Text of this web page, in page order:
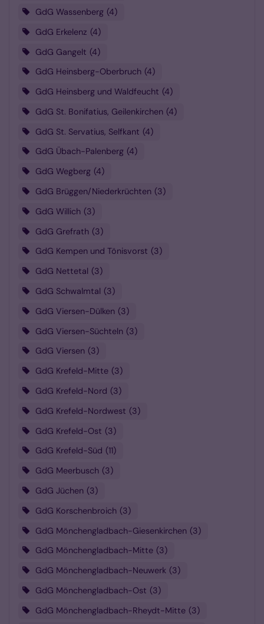
GdG Wassenberg 4
GdG Erkelenz 4
GdG Gangelt 4
GdG Heinsberg-Oberbruch 4
GdG Heinsberg und Waldfeucht 4
GdG St. Bonifatius, Geilenkirchen 4
GdG St. Servatius, Selfkant 4
GdG Übach-Palenberg 4
GdG Wegberg 4
GdG Brüggen/Niederkrüchten 3
GdG Willich 3
GdG Grefrath 3
GdG Kempen und Tönisvorst
3
GdG Nettetal 3
GdG Schwalmtal 3
GdG Viersen-Dülken 3
GdG Viersen-Süchteln 3
GdG Viersen
3
GdG Krefeld-Mitte 3
GdG Krefeld-Nord 3
GdG Krefeld-Nordwest 3
GdG Krefeld-Ost 3
GdG Krefeld-Süd
11
GdG Meerbusch 3
GdG Jüchen 3
GdG Korschenbroich 3
GdG Mönchengladbach-Giesenkirchen 3
GdG Mönchengladbach-Mitte
3
GdG Mönchengladbach-Neuwerk 3
GdG Mönchengladbach-Ost 3
GdG Mönchengladbach-Rheydt-Mitte 3